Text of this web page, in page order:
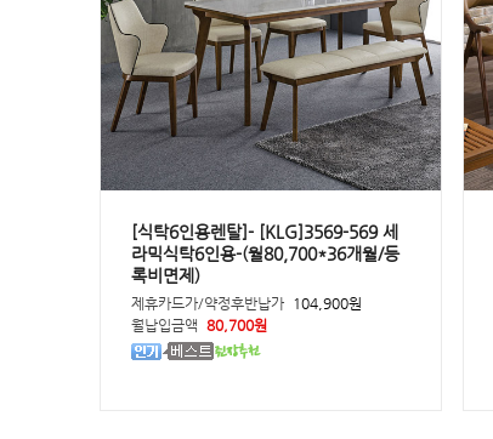
[식탁6인용렌탈]- [KLG]3569-569 세
라믹식탁6인용-(월80,700*36개월/등
록비면제)
제휴카드가/약정후반납가 104,900원
월납입금액 80,700원